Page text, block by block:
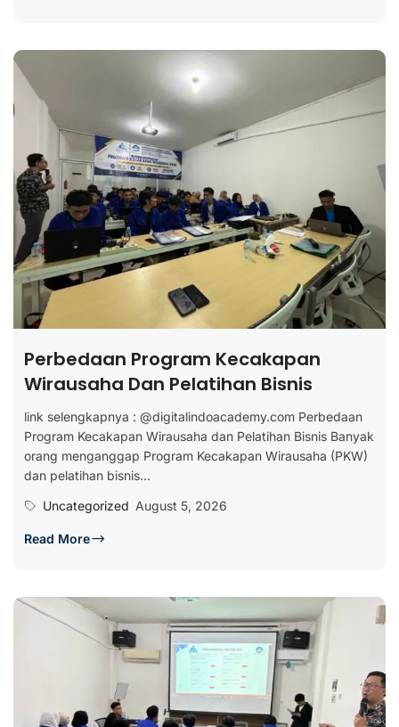
Perbedaan Program Kecakapan
Wirausaha Dan Pelatihan Bisnis
link selengkapnya : @digitalindoacademy.com Perbedaan
Program Kecakapan Wirausaha dan Pelatihan Bisnis Banyak
orang menganggap Program Kecakapan Wirausaha (PKW)
dan pelatihan bisnis...
Uncategorized August 5, 2026
Read More